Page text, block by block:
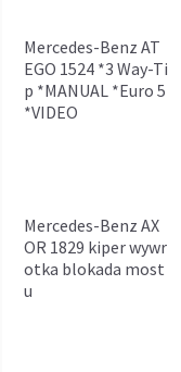
Mercedes-Benz AT
EGO 1524 *3 Way-Ti
p *MANUAL *Euro 5
*VIDEO
Mercedes-Benz AX
OR 1829 kiper wywr
otka blokada most
u